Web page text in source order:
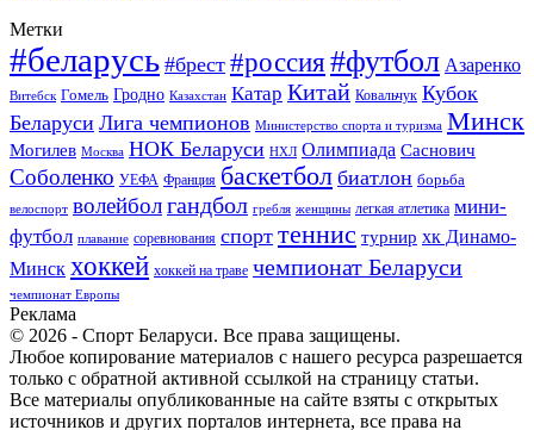
Метки
#беларусь #брест #россия#футбол Азаренко
Витебск Гомель Гродно Казахстан Катар Китай Ковальчук Кубок
Беларуси Лига чемпионов Министерство спорта и туризма Минск
Могилев Москва НОК Беларуси НХЛ Олимпиада Саснович
Соболенко УЕФА Франция баскетбол биатлон борьба
велоспорт волейболгандбол гребля женщины легкая атлетика мини-
футбол плавание соревнования спорт теннис турнир хк Динамо-
Минск хоккей хоккей на траве чемпионат Беларуси
чемпионат Европы
Реклама
© 2026 - Спорт Беларуси. Все права защищены.
Любое копирование материалов с нашего ресурса разрешается
только с обратной активной ссылкой на страницу статьи.
Все материалы опубликованные на сайте взяты с открытых
источников и других порталов интернета, все права на